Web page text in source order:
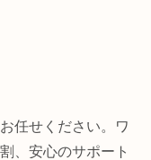
任せください。ワ
、安心のサポート